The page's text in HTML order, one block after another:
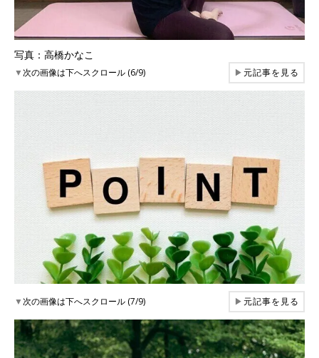
写真：高橋かなこ
▼次の画像は下へスクロール (6/9) ▶元記事を見る
▼次の画像は下へスクロール (7/9) ▶元記事を見る